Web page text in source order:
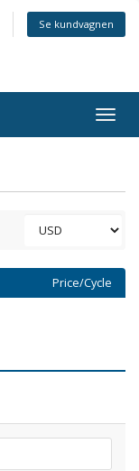
Se kundvagnen
Price/Cycle